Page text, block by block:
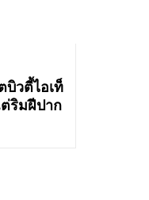
ตบิวตี้ไอเท็
ริมฝีปาก